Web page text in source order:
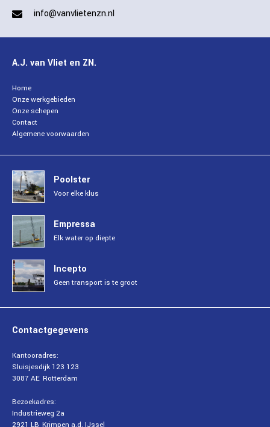
info@vanvlietenzn.nl
A.J. van Vliet en ZN.
Home
Onze werkgebieden
Onze schepen
Contact
Algemene voorwaarden
Poolster
Voor elke klus
Empressa
Elk water op diepte
Incepto
Geen transport is te groot
Contactgegevens
Kantooradres:
Sluisjesdijk 123 123
3087 AE Rotterdam
Bezoekadres:
Industrieweg 2a
2921 LB Krimpen a.d. IJssel